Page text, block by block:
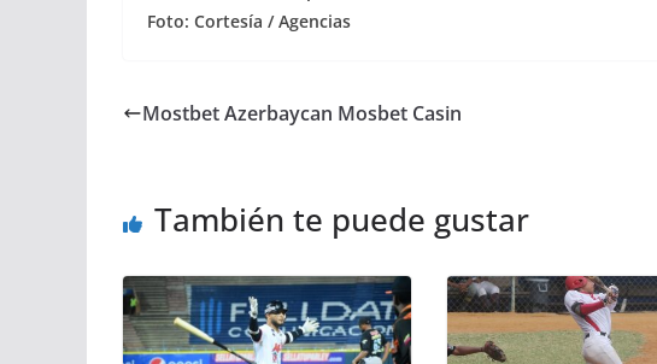
Foto: Cortesía / Agencias
Mostbet Azerbaycan Mosbet Casin
También te puede gustar